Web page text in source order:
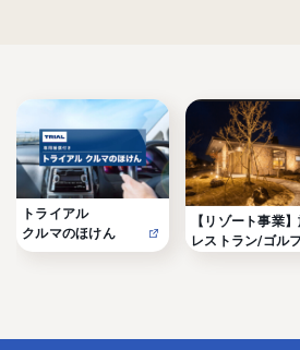
トライアル
クルマのほけん
【リゾート事業
レストラン/ゴルフ